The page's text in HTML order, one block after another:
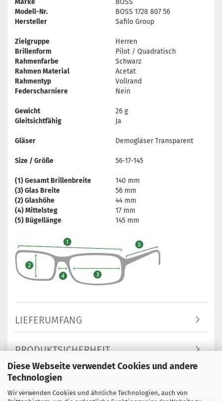
Diese Webseite verwendet Cookies und andere
Technologien
Wir verwenden Cookies und ähnliche Technologien, auch von
Marke
BOSS
Modell-Nr.
BOSS 1728 807 56
Hersteller
Safilo Group
Zielgruppe
Herren
Brillenform
Pilot / Quadratisch
Rahmenfarbe
Schwarz
Rahmen Material
Acetat
Rahmentyp
Vollrand
Federscharniere
Nein
Gewicht
26 g
Gleitsichtfähig
Ja
Gläser Demogläser Transparent
Size / Größe 56-17-145
(1) Gesamt Brillenbreite
140 mm
(3) Glas Breite
56 mm
(2) Glashöhe
44 mm
(4) Mittelsteg
17 mm
(5) Bügellänge
145 mm
LIEFERUMFANG
PRODUKTSICHERHEIT